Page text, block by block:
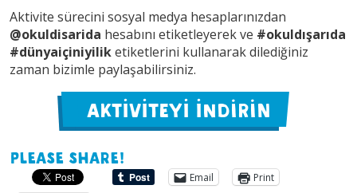
Aktivite sürecini sosyal medya hesaplarınızdan
@okuldisarida hesabını etiketleyerek ve #okuldışarıda
#dünyaiçiniyiliketiketlerini kullanarak dilediğiniz
zaman bizimle paylaşabilirsiniz.
AKTİVİTEYİ İNDİRİN
Please share!
Email
Print